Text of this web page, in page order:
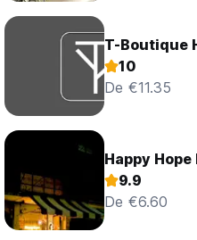
T-Boutique
10
De €11.35
Happy
9.9
De €6.60